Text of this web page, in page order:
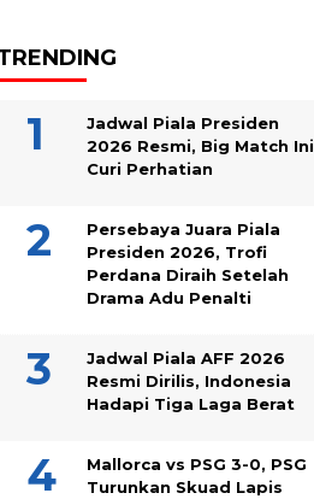
Jadwal Piala Presiden
2026 Resmi, Big Match Ini
Curi Perhatian
Persebaya Juara Piala
Presiden 2026, Trofi
Perdana Diraih Setelah
Drama Adu Penalti
Jadwal Piala AFF 2026
Resmi Dirilis, Indonesia
Hadapi Tiga Laga Berat
Mallorca vs PSG 3-0, PSG
Turunkan Skuad Lapis